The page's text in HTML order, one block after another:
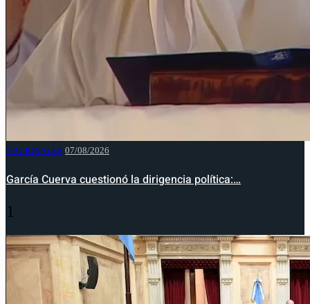
NACIONALES 07/08/2026
García Cuerva cuestionó la dirigencia política:…
1